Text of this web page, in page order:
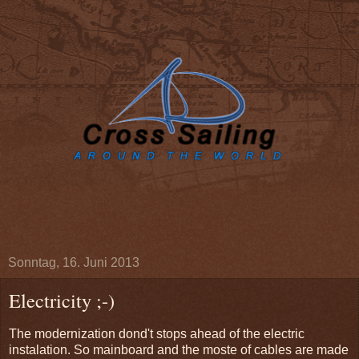
Sonntag, 16. Juni 2013
Electricity ;-)
The modernization dond't stops ahead of the electric
instalation. So mainboard and the moste of cables are made